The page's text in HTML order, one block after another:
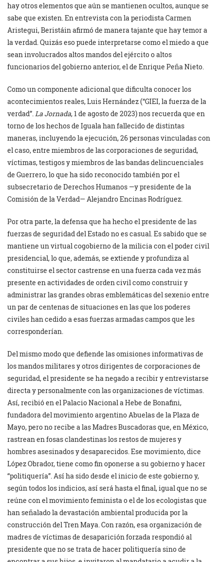
hay otros elementos que aún se mantienen ocultos, aunque se
sabe que existen. En entrevista con la periodista Carmen
Aristegui, Beristáin afirmó de manera tajante que hay temor a
la verdad. Quizás eso puede interpretarse como el miedo a que
sean involucrados altos mandos del ejército o altos
funcionarios del gobierno anterior, el de Enrique Peña Nieto.
Como un componente adicional que dificulta conocer los
acontecimientos reales, Luis Hernández (“GIEI, la fuerza de la
verdad”.La Jornada, 1 de agosto de 2023) nos recuerda que en
torno de los hechos de Iguala han fallecido de distintas
maneras, incluyendo la ejecución, 26 personas vinculadas con
el caso, entre miembros de las corporaciones de seguridad,
víctimas, testigos y miembros de las bandas delincuenciales
de Guerrero, lo que ha sido reconocido también por el
subsecretario de Derechos Humanos —y presidente de la
Comisión de la Verdad— Alejandro Encinas Rodríguez.
Por otra parte, la defensa que ha hecho el presidente de las
fuerzas de seguridad del Estado no es casual. Es sabido que se
mantiene un virtual cogobierno de la milicia con el poder civil
presidencial, lo que, además, se extiende y profundiza al
constituirse el sector castrense en una fuerza cada vez más
presente en actividades de orden civil como construir y
administrar las grandes obras emblemáticas del sexenio entre
un par de centenas de situaciones en las que los poderes
civiles han cedido a esas fuerzas armadas campos que les
corresponderían.
Del mismo modo que defiende las omisiones informativas de
los mandos militares y otros dirigentes de corporaciones de
seguridad, el presidente se ha negado a recibir y entrevistarse
directa y personalmente con las organizaciones de víctimas.
Así, recibió en el Palacio Nacional a Hebe de Bonafini,
fundadora del movimiento argentino Abuelas de la Plaza de
Mayo, pero no recibe a las Madres Buscadoras que, en México,
rastrean en fosas clandestinas los restos de mujeres y
hombres asesinados y desaparecidos. Ese movimiento, dice
López Obrador, tiene como fin oponerse a su gobierno y hacer
“politiquería”. Así ha sido desde el inicio de este gobierno y,
según todos los indicios, así será hasta el final, igual que no se
reúne con el movimiento feminista o el de los ecologistas que
han señalado la devastación ambiental producida por la
construcción del Tren Maya. Con razón, esa organización de
madres de víctimas de desaparición forzada respondió al
presidente que no se trata de hacer politiquería sino de